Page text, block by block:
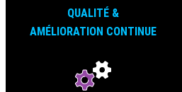
QUALITÉ &
AMÉLIORATION CONTINUE